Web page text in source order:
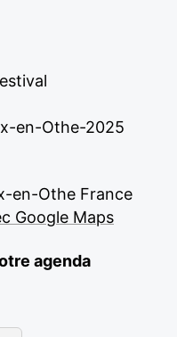
en-Othe-2025
en-Othe France
Google Maps
agenda